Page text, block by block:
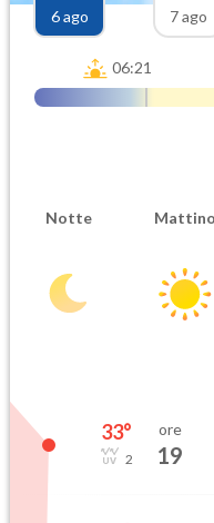
6 ago
7 ago
06:21
Notte Mattino
33°
2
ore
19